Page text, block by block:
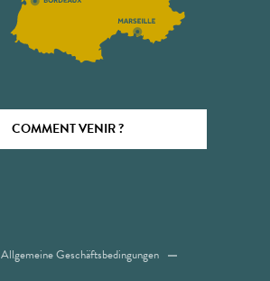
COMMENT VENIR ?
Allgemeine Geschäftsbedingungen